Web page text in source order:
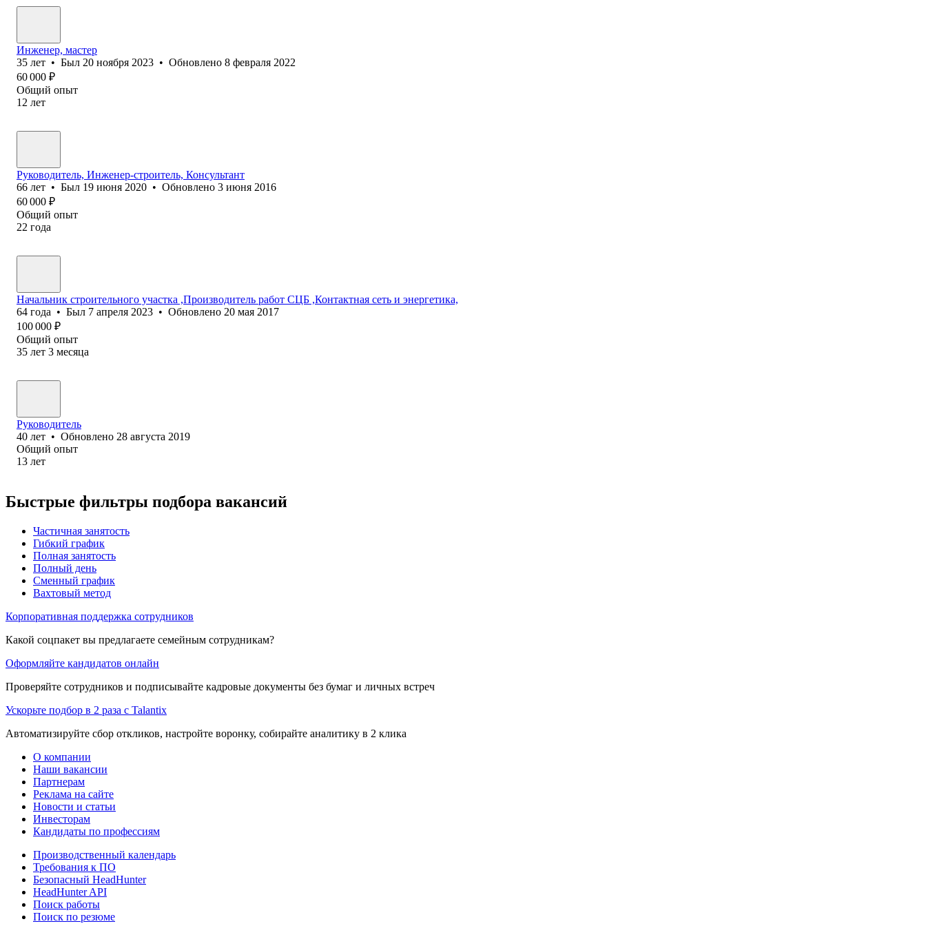
Инженер, мастер
35 лет • Был 20 ноября 2023 • Обновлено 8 февраля 2022
60 000 ₽
Общий опыт
12 лет
Руководитель, Инженер-строитель, Консультант
66 лет • Был 19 июня 2020 • Обновлено 3 июня 2016
60 000 ₽
Общий опыт
22 года
Начальник строительного участка ,Производитель работ СЦБ ,Контактная сеть и энергетика,
64 года • Был 7 апреля 2023 • Обновлено 20 мая 2017
100 000 ₽
Общий опыт
35 лет 3 месяца
Руководитель
40 лет • Обновлено 28 августа 2019
Общий опыт
13 лет
Быстрые фильтры подбора вакансий
Частичная занятость
Гибкий график
Полная занятость
Полный день
Сменный график
Вахтовый метод
Корпоративная поддержка сотрудников
Какой соцпакет вы предлагаете семейным сотрудникам?
Оформляйте кандидатов онлайн
Проверяйте сотрудников и подписывайте кадровые документы без бумаг и личных встреч
Ускорьте подбор в 2 раза с Talantix
Автоматизируйте сбор откликов, настройте воронку, собирайте аналитику в 2 клика
О компании
Наши вакансии
Партнерам
Реклама на сайте
Новости и статьи
Инвесторам
Кандидаты по профессиям
Производственный календарь
Требования к ПО
Безопасный HeadHunter
HeadHunter API
Поиск работы
Поиск по резюме